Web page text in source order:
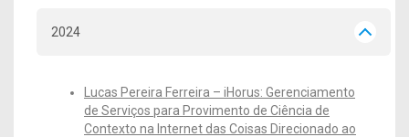
2024
Lucas Pereira Ferreira – iHorus: Gerenciamento
de Serviços para Provimento de Ciência de
Contexto na Internet das Coisas Direcionado ao